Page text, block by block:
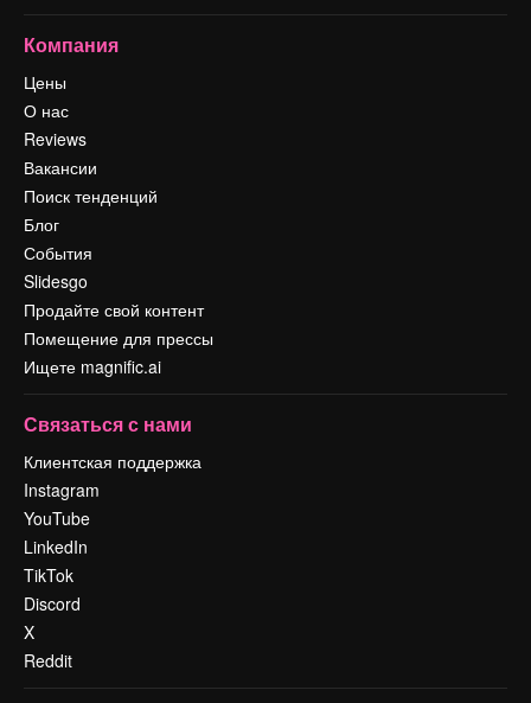
Компания
Цены
О нас
Reviews
Вакансии
Поиск тенденций
Блог
События
Slidesgo
Продайте свой контент
Помещение для прессы
Ищете magnific.ai
Связаться с нами
Клиентская поддержка
Instagram
YouTube
LinkedIn
TikTok
Discord
X
Reddit